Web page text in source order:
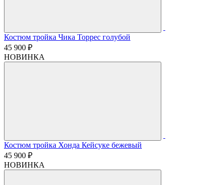
Костюм тройка Чика Торрес голубой
45 900 ₽
НОВИНКА
Костюм тройка Хонда Кейсуке бежевый
45 900 ₽
НОВИНКА